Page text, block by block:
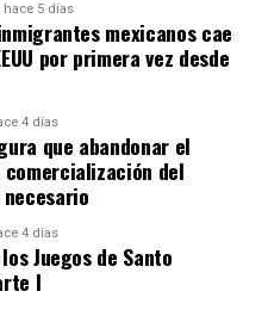
hace 5 días
mexicanos cae
por primera vez desde
4 días
que abandonar el
del
4 días
Juegos de Santo
I